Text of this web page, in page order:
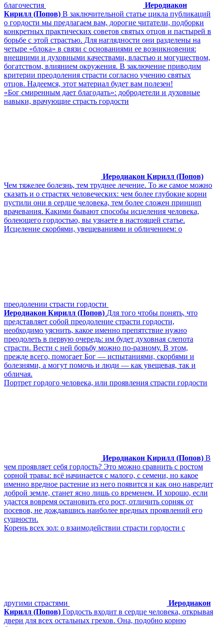
благочестия
Иеродиакон
Кирилл (Попов) В заключительной статье цикла публикаций
о гордости мы предлагаем вам, дорогие читатели, подборки
конкретных практических советов святых отцов и пастырей в
борьбе с этой страстью. Для наглядности они разделены на
четыре «блока» в связи с основаниями ее возникновения:
внешними и духовными качествами, властью и могуществом,
богатством, влиянием окружения. В заключение приводим
критерии преодоления страсти согласно учению святых
отцов. Надеемся, этот материал будет вам полезен!
«Бог смиренным дает благодать»: добродетели и духовные
навыки, врачующие страсть гордости
Иеродиакон Кирилл (Попов)
Чем тяжелее болезнь, тем труднее лечение. То же самое можно
сказать и о страстях человеческих: чем более глубокие корни
пустили они в сердце человека, тем более сложен принцип
врачевания. Какими бывают способы исцеления человека,
болеющего гордостью, вы узнаете в настоящей статье.
Исцеление скорбями, увещеваниями и обличением: о
преодолении страсти гордости
Иеродиакон Кирилл (Попов) Для того чтобы понять, что
представляет собой преодоление страсти гордости,
необходимо уяснить, какое именно препятствие нужно
преодолеть в первую очередь: им будет духовная слепота
страсти. Вести с ней борьбу можно по-разному. В этом,
прежде всего, помогает Бог — испытаниями, скорбями и
болезнями, а могут помочь и люди — как увещевая, так и
обличая.
Портрет гордого человека, или проявления страсти гордости
Иеродиакон Кирилл (Попов) В
чем проявляет себя гордость? Это можно сравнить с ростом
сорной травы: всё начинается с малого, с семени, но какое
именно вредное растение из него появится и как оно навредит
доброй земле, станет ясно лишь со временем. И хорошо, если
удастся вовремя остановить его рост, отличить сорняк от
посевов, не дождавшись наиболее вредных проявлений его
сущности.
Корень всех зол: о взаимодействии страсти гордости с
другими страстями
Иеродиакон
Кирилл (Попов) Гордость входит в сердце человека, открывая
двери для всех остальных грехов. Она, подобно корню